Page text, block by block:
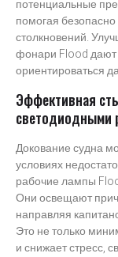
потенциальные
помогая
столкновений.
фонари Flood дают
ориентироваться
Эффективная
светодиодными
Докование судна
условиях
рабочие лампы
Они освещают
направляя
Это не только
и снижает стресс,